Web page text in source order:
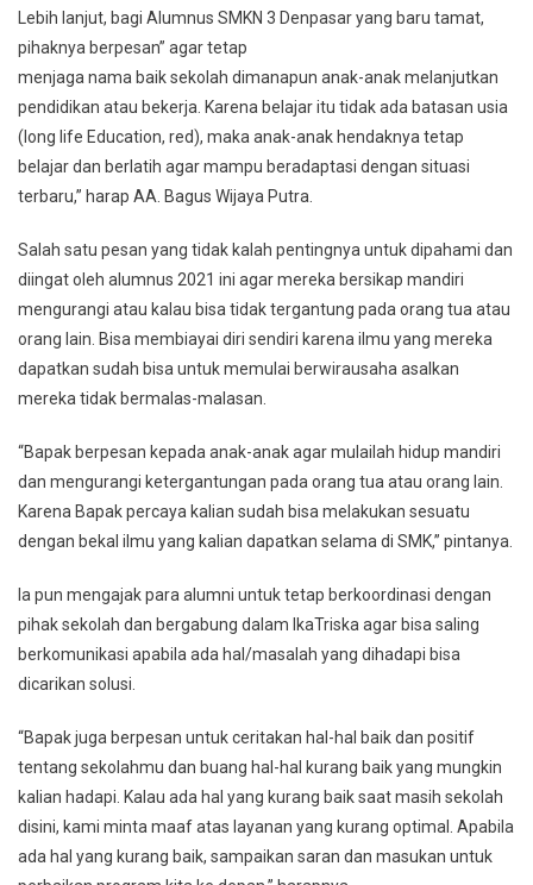
Lebih lanjut, bagi Alumnus SMKN 3 Denpasar yang baru tamat,
pihaknya berpesan” agar tetap
menjaga nama baik sekolah dimanapun anak-anak melanjutkan
pendidikan atau bekerja. Karena belajar itu tidak ada batasan usia
(long life Education, red), maka anak-anak hendaknya tetap
belajar dan berlatih agar mampu beradaptasi dengan situasi
terbaru,” harap AA. Bagus Wijaya Putra.
Salah satu pesan yang tidak kalah pentingnya untuk dipahami dan
diingat oleh alumnus 2021 ini agar mereka bersikap mandiri
mengurangi atau kalau bisa tidak tergantung pada orang tua atau
orang lain. Bisa membiayai diri sendiri karena ilmu yang mereka
dapatkan sudah bisa untuk memulai berwirausaha asalkan
mereka tidak bermalas-malasan.
“Bapak berpesan kepada anak-anak agar mulailah hidup mandiri
dan mengurangi ketergantungan pada orang tua atau orang lain.
Karena Bapak percaya kalian sudah bisa melakukan sesuatu
dengan bekal ilmu yang kalian dapatkan selama di SMK,” pintanya.
Ia pun mengajak para alumni untuk tetap berkoordinasi dengan
pihak sekolah dan bergabung dalam IkaTriska agar bisa saling
berkomunikasi apabila ada hal/masalah yang dihadapi bisa
dicarikan solusi.
“Bapak juga berpesan untuk ceritakan hal-hal baik dan positif
tentang sekolahmu dan buang hal-hal kurang baik yang mungkin
kalian hadapi. Kalau ada hal yang kurang baik saat masih sekolah
disini, kami minta maaf atas layanan yang kurang optimal. Apabila
ada hal yang kurang baik, sampaikan saran dan masukan untuk